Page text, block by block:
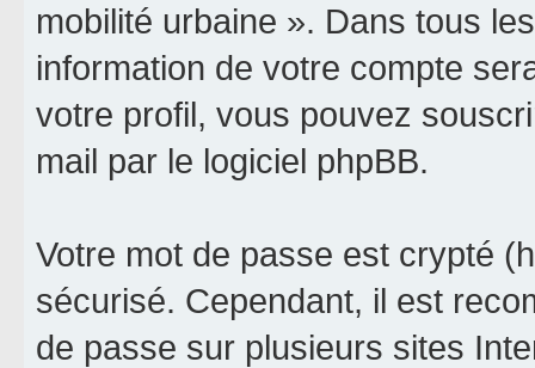
mobilité urbaine ». Dans tous
information de votre compte
votre profil, vous pouvez
mail par le logiciel phpBB.
Votre mot de passe est crypté
sécurisé. Cependant, il est
de passe sur plusieurs sites